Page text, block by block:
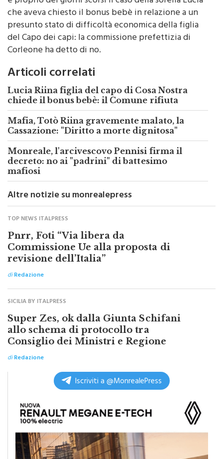
è proprio dei giorni scorsi il caso della sorella Lucia
che aveva chiesto il bonus bebè in relazione a un
presunto stato di difficoltà economica della figlia
del Capo dei capi: la commissione prefettizia di
Corleone ha detto di no.
Articoli correlati
Lucia Riina figlia del capo di Cosa Nostra
chiede il bonus bebè: il Comune rifiuta
Mafia, Totò Riina gravemente malato, la
Cassazione: "Diritto a morte dignitosa"
Monreale, l'arcivescovo Pennisi firma il
decreto: no ai "padrini" di battesimo
mafiosi
Altre notizie su monrealepress
TOP NEWS ITALPRESS
Pnrr, Foti “Via libera da
Commissione Ue alla proposta di
revisione dell’Italia”
diRedazione
SICILIA BY ITALPRESS
Super Zes, ok dalla Giunta Schifani
allo schema di protocollo tra
Consiglio dei Ministri e Regione
di